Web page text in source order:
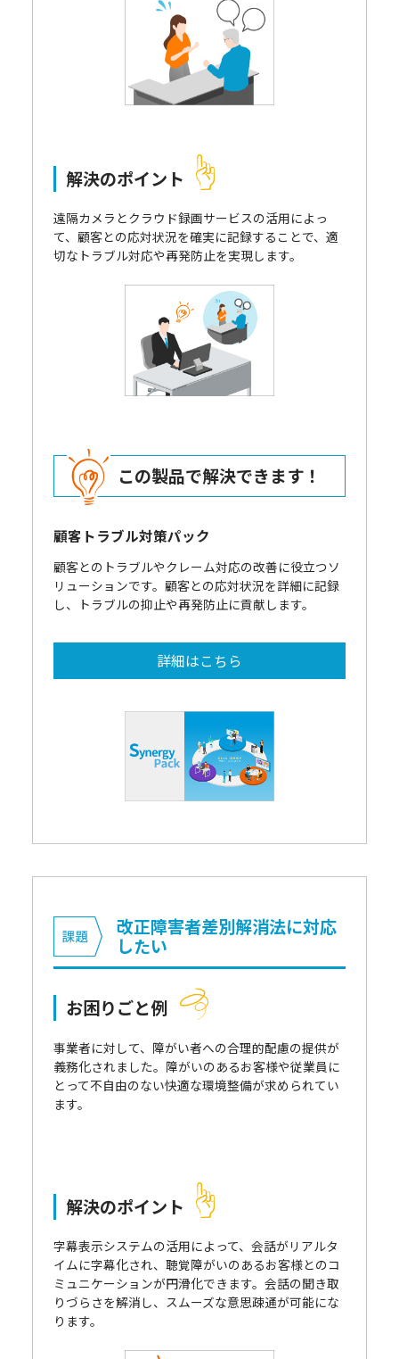
解決のポイント
遠隔カメラとクラウド録画サービスの活用によっ
て、顧客との応対状況を確実に記録することで、適
切なトラブル対応や再発防止を実現します。
この製品で解決できます！
顧客トラブル対策パック
顧客とのトラブルやクレーム対応の改善に役立つソ
リューションです。顧客との応対状況を詳細に記録
し、トラブルの抑止や再発防止に貢献します。
詳細はこちら
改正障害者差別解消法に対応
したい
お困りごと例
事業者に対して、障がい者への合理的配慮の提供が
義務化されました。障がいのあるお客様や従業員に
とって不自由のない快適な環境整備が求められてい
ます。
解決のポイント
字幕表示システムの活用によって、会話がリアルタ
イムに字幕化され、聴覚障がいのあるお客様とのコ
ミュニケーションが円滑化できます。会話の聞き取
りづらさを解消し、スムーズな意思疎通が可能にな
ります。